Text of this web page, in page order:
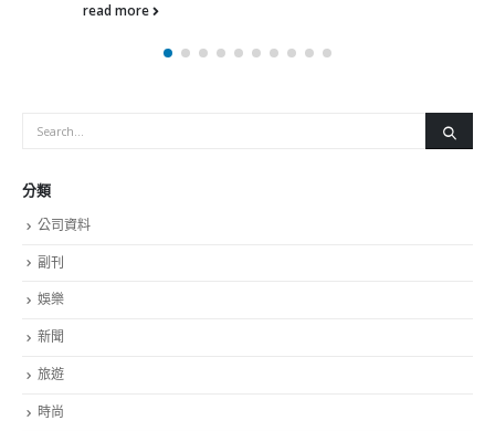
read more
分類
公司資料
副刊
娛樂
新聞
旅遊
時尚